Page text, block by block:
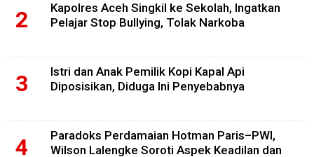
Kapolres Aceh Singkil ke Sekolah, Ingatkan
Pelajar Stop Bullying, Tolak Narkoba
Istri dan Anak Pemilik Kopi Kapal Api
Diposisikan, Diduga Ini Penyebabnya
Paradoks Perdamaian Hotman Paris–PWI,
Wilson Lalengke Soroti Aspek Keadilan dan